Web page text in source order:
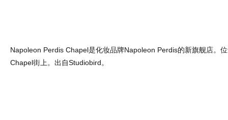
Napoleon Perdis Chapel是化妆品牌Napoleon Perdis的新旗舰店。
Chapel街上。出自Studiobird。